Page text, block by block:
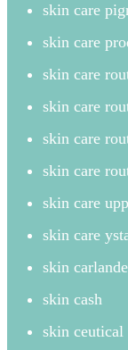
skin care
skin care
skin care
skin care
skin care
skin care
skin care
skin care
skin
skin cash
skin ceutical